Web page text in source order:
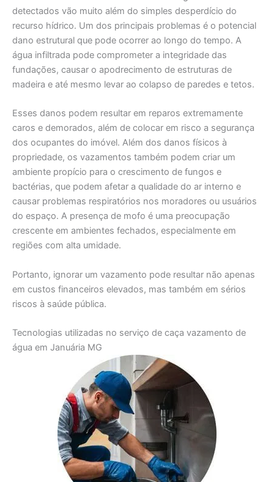
detectados vão muito além do simples desperdício do
recurso hídrico. Um dos principais problemas é o potencial
dano estrutural que pode ocorrer ao longo do tempo. A
água infiltrada pode comprometer a integridade das
fundações, causar o apodrecimento de estruturas de
madeira e até mesmo levar ao colapso de paredes e tetos.
Esses danos podem resultar em reparos extremamente
caros e demorados, além de colocar em risco a segurança
dos ocupantes do imóvel. Além dos danos físicos à
propriedade, os vazamentos também podem criar um
ambiente propício para o crescimento de fungos e
bactérias, que podem afetar a qualidade do ar interno e
causar problemas respiratórios nos moradores ou usuários
do espaço. A presença de mofo é uma preocupação
crescente em ambientes fechados, especialmente em
regiões com alta umidade.
Portanto, ignorar um vazamento pode resultar não apenas
em custos financeiros elevados, mas também em sérios
riscos à saúde pública.
Tecnologias utilizadas no serviço de caça vazamento de
água em Januária MG